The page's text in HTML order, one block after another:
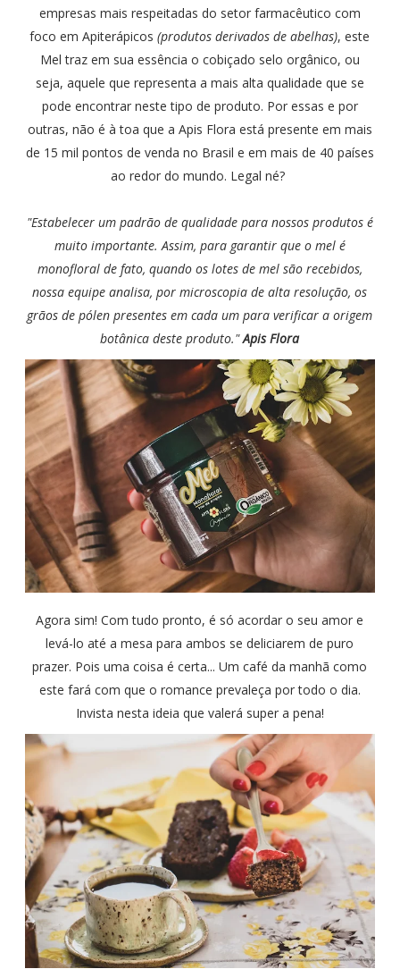
empresas mais respeitadas do setor farmacêutico com
foco em Apiterápicos(produtos derivados de abelhas), este
Mel traz em sua essência o cobiçado selo orgânico, ou
seja, aquele que representa a mais alta qualidade que se
pode encontrar neste tipo de produto. Por essas e por
outras, não é à toa que a Apis Flora está presente em mais
de 15 mil pontos de venda no Brasil e em mais de 40 países
ao redor do mundo. Legal né?
"Estabelecer um padrão de qualidade para nossos produtos é
muito importante. Assim, para garantir que o mel é
monofloral de fato, quando os lotes de mel são recebidos,
nossa equipe analisa, por microscopia de alta resolução, os
grãos de pólen presentes em cada um para verificar a origem
botânica deste produto."Apis Flora
Agora sim! Com tudo pronto, é só acordar o seu amor e
levá-lo até a mesa para ambos se deliciarem de puro
prazer. Pois uma coisa é certa... Um café da manhã como
este fará com que o romance prevaleça por todo o dia.
Invista nesta ideia que valerá super a pena!